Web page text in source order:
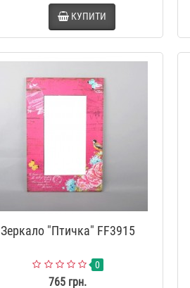
КУПИТИ
Зеркало "Птичка" FF3915
0
765 грн.